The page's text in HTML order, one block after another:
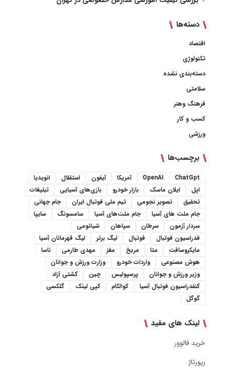
دسته‌ها
اقتصاد
تکنولوژی
دسته‌بندی نشده
سلامتی
فرهنگ وهنر
کسب و کار
ورزشی
برچسب‌ها
ChatGpt
OpenAI آمریکا آیفون استقلال
انویدیا
اپل
ایلان ماسک بازار خودرو بازی‌های آسیایی
تبلیغات
تحقیق
تصویر نجومی تیم ملی فوتبال ایران
جام جهانی
جام ملت های آسیا
جام ملت‌های آسیا سامسونگ
سایپا
سردار آزمون
سرطان سپاهان
شیائومی
فدراسیون فوتبال
فوتبال لیگ برتر
لیگ قهرمانان آسیا
مایکروسافت
متا مریخ مغز مهدی طارمی
ناسا
هوش مصنوعی
واردات خودرو
وزارت ورزش و جوانان
وزیر ورزش و جوانان
پرسپولیس چین
کشتی آزاد
کنفدراسیون فوتبال آسیا
کوالکام کپی لینک
گلکسی
گوگل
لینک های مفید
خرید فالوور
رپورتاژ